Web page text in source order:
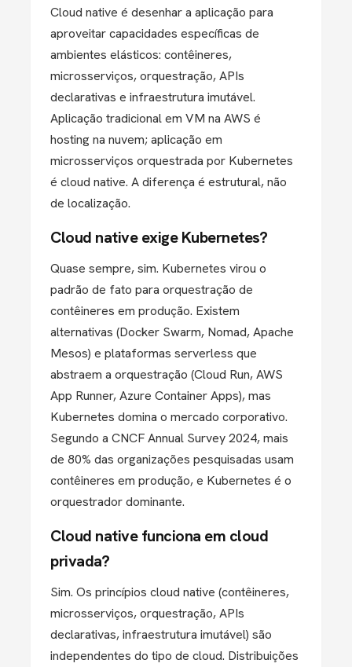
Cloud native é desenhar a aplicação para
aproveitar capacidades específicas de
ambientes elásticos: contêineres,
microsserviços, orquestração, APIs
declarativas e infraestrutura imutável.
Aplicação tradicional em VM na AWS é
hosting na nuvem; aplicação em
microsserviços orquestrada por Kubernetes
é cloud native. A diferença é estrutural, não
de localização.
Cloud native exige Kubernetes?
Quase sempre, sim. Kubernetes virou o
padrão de fato para orquestração de
contêineres em produção. Existem
alternativas (Docker Swarm, Nomad, Apache
Mesos) e plataformas serverless que
abstraem a orquestração (Cloud Run, AWS
App Runner, Azure Container Apps), mas
Kubernetes domina o mercado corporativo.
Segundo a CNCF Annual Survey 2024, mais
de 80% das organizações pesquisadas usam
contêineres em produção, e Kubernetes é o
orquestrador dominante.
Cloud native funciona em cloud
privada?
Sim. Os princípios cloud native (contêineres,
microsserviços, orquestração, APIs
declarativas, infraestrutura imutável) são
independentes do tipo de cloud. Distribuições